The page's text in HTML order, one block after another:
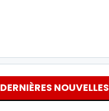
DERNIÈRES NOUVELLES